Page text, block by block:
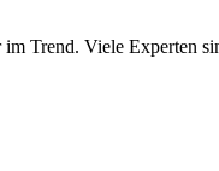
Trend. Viele Experten